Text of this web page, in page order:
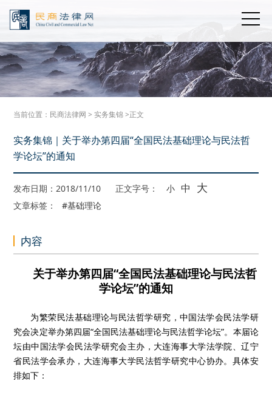
当前位置： 民商法律网 >实务集锦>正文
实务集锦｜关于举办第四届“全国民法基础理论与民法哲
学论坛”的通知
发布日期：2018/11/10 正文字号： 小 中 大
文章标签： #基础理论
内容
关于举办第四届“全国民法基础理论与民法哲
学论坛”的通知
为繁荣民法基础理论与民法哲学研究，中国法学会民法学研
究会决定举办第四届“全国民法基础理论与民法哲学论坛”。本届论
坛由中国法学会民法学研究会主办，大连海事大学法学院、辽宁
省民法学会承办，大连海事大学民法哲学研究中心协办。具体安
排如下：